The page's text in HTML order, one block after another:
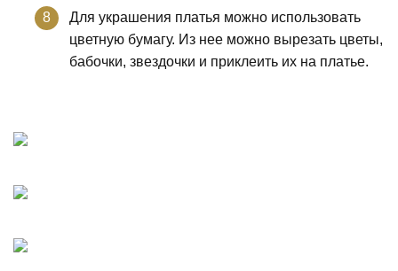
Для украшения платья можно использовать
цветную бумагу. Из нее можно вырезать цветы,
бабочки, звездочки и приклеить их на платье.